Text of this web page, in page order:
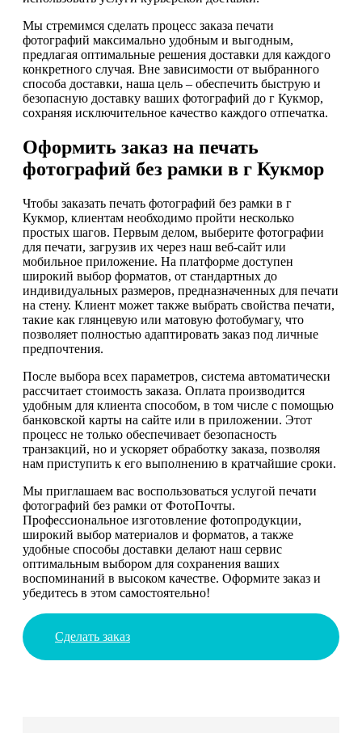
Мы стремимся сделать процесс заказа печати
фотографий максимально удобным и выгодным,
предлагая оптимальные решения доставки для каждого
конкретного случая. Вне зависимости от выбранного
способа доставки, наша цель – обеспечить быструю и
безопасную доставку ваших фотографий до г Кукмор,
сохраняя исключительное качество каждого отпечатка.
Оформить заказ на печать
фотографий без рамки в г Кукмор
Чтобы заказать печать фотографий без рамки в г
Кукмор, клиентам необходимо пройти несколько
простых шагов. Первым делом, выберите фотографии
для печати, загрузив их через наш веб-сайт или
мобильное приложение. На платформе доступен
широкий выбор форматов, от стандартных до
индивидуальных размеров, предназначенных для печати
на стену. Клиент может также выбрать свойства печати,
такие как глянцевую или матовую фотобумагу, что
позволяет полностью адаптировать заказ под личные
предпочтения.
После выбора всех параметров, система автоматически
рассчитает стоимость заказа. Оплата производится
удобным для клиента способом, в том числе с помощью
банковской карты на сайте или в приложении. Этот
процесс не только обеспечивает безопасность
транзакций, но и ускоряет обработку заказа, позволяя
нам приступить к его выполнению в кратчайшие сроки.
Мы приглашаем вас воспользоваться услугой печати
фотографий без рамки от ФотоПочты.
Профессиональное изготовление фотопродукции,
широкий выбор материалов и форматов, а также
удобные способы доставки делают наш сервис
оптимальным выбором для сохранения ваших
воспоминаний в высоком качестве. Оформите заказ и
убедитесь в этом самостоятельно!
Сделать заказ